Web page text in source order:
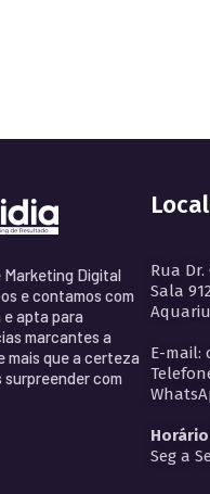
Marketing Digital
e contamos com
apta para
marcantes a
mais que a certeza
surpreender com
Rua
Sala
E-mail:
Seg a